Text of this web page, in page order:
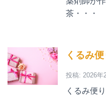
茶・・・
くるみ
投稿: 2026年
くるみ便